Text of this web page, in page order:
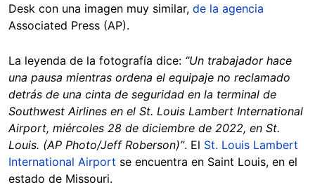
Desk con una imagen muy similar, de la agencia
Associated Press (AP).
La leyenda de la fotografía dice: “Un trabajador hace
una pausa mientras ordena el equipaje no reclamado
detrás de una cinta de seguridad en la terminal de
Southwest Airlines en el St. Louis Lambert International
Airport, miércoles 28 de diciembre de 2022, en St.
Louis. (AP Photo/Jeff Roberson)”. El St. Louis Lambert
International Airport se encuentra en Saint Louis, en el
estado de Missouri.